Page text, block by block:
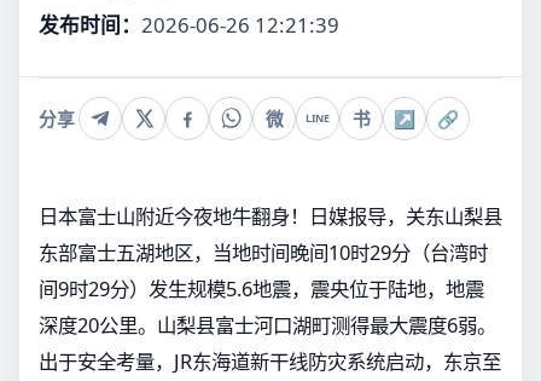
发布时间： 2026-06-26 12:21:39
分享 微 LINE 书 ↗ 🔗
日本富士山附近今夜地牛翻身！日媒报导，关东山梨县
东部富士五湖地区，当地时间晚间10时29分（台湾时
间9时29分）发生规模5.6地震，震央位于陆地，地震
深度20公里。山梨县富士河口湖町测得最大震度6弱。
出于安全考量，JR东海道新干线防灾系统启动，东京至